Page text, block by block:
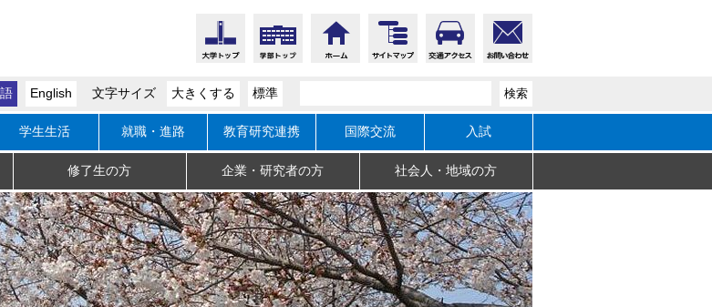
English 文字サイズ 大きくする 標準
学生生活 就職・進路 教育研究連携 国際交流 入試
修了生の方 企業・研究者の方 社会人・地域の方